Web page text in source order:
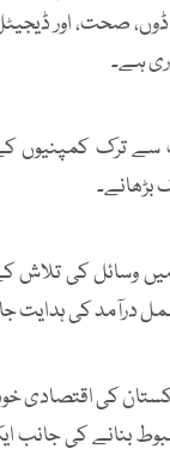
صحت، اور
ہے۔
ترک کمپنیوں
میں وسائل کی
درآمد کی ہدایت
کی اقتصادی
بنانے کی جانب